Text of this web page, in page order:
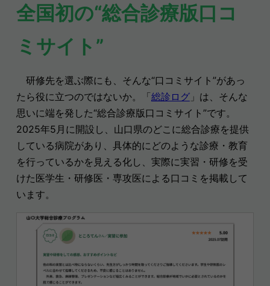
全国初の“総合診療版口コ
ミサイト”
研修先を選ぶ際にも、そんな“口コミサイト”があっ
たら役に立つのではないか。
「総診ログ」は、 そんな
思いに端を発した“総合診療版口コミサイト”です。
2025年5月に開設し、山口県のどこに総合診療を提供
している病院があり、具体的にどのような診療・教育
を行っているかを見える化し、実際に実習・研修を受
けた医学生・研修医・専攻医による口コミを掲載して
います。